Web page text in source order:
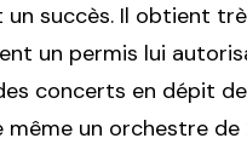
un succès. Il obtient
un permis lui
concerts en dépit
même un orchestre de